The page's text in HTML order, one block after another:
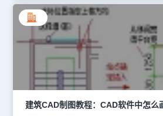
CAD制图教程吧！建筑CAD制图教程：梯
梯】该夹点用于改变楼梯位置，夹点位于楼
【改平台宽】该夹点用于改变休息平台的宽
之间，调整后梯段自动调整；。【改井道宽
宽，同时改变梯段宽，但不改变楼梯间宽
该夹点改变楼梯间的宽度，同时改变梯段宽
【改一跑梯段位置】该夹点经调整位于一跑
可改变一跑梯段位置；【改二跑梯段位置】
端中点，纵向拖动夹点可改变二跑梯段位置
夹点各自位于扶手两端，分别拖动改变平台
离；【移动剖切位置】该夹点用于改变楼梯
建筑CAD制图教程：CAD软件中怎么